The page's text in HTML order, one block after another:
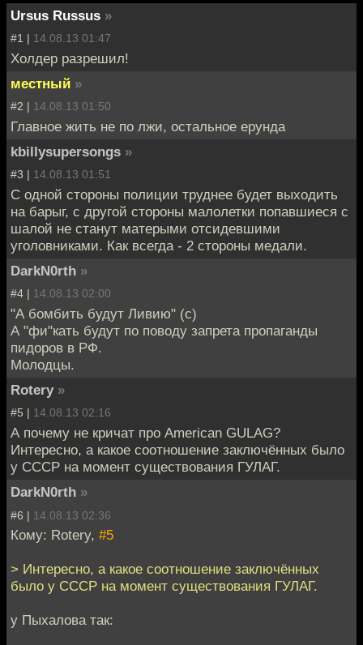
Ursus Russus »
#1 | 14.08.13 01:47
Холдер разрешил!
местный »
#2 | 14.08.13 01:50
Главное жить не по лжи, остальное ерунда
kbillysupersongs »
#3 | 14.08.13 01:51
С одной стороны полиции труднее будет выходить
на барыг, с другой стороны малолетки попавшиеся с
шалой не станут матерыми отсидевшими
уголовниками. Как всегда - 2 стороны медали.
DarkN0rth »
#4 | 14.08.13 02:00
"А бомбить будут Ливию" (с)
А "фи"кать будут по поводу запрета пропаганды
пидоров в РФ.
Молодцы.
Rotery »
#5 | 14.08.13 02:16
А почему не кричат про American GULAG?
Интересно, а какое соотношение заключённых было
у СССР на момент существования ГУЛАГ.
DarkN0rth »
#6 | 14.08.13 02:36
Кому: Rotery, #5
> Интересно, а какое соотношение заключённых
было у СССР на момент существования ГУЛАГ.
у Пыхалова так: